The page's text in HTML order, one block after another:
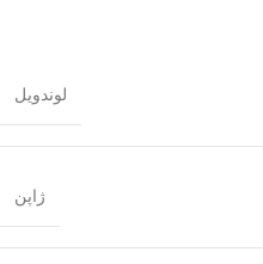
لوندویل
ژاپن